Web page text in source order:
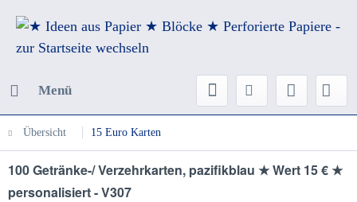
Menü
Übersicht 15 Euro Karten
100 Getränke-/ Verzehrkarten, pazifikblau ★ Wert 15 € ★
personalisiert - V307